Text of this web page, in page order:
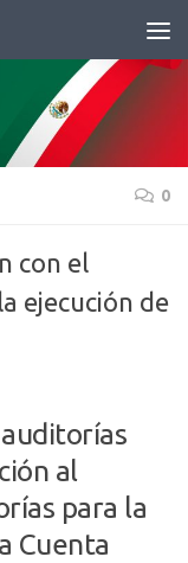
0
con el
ejecución de
al
para la
Cuenta